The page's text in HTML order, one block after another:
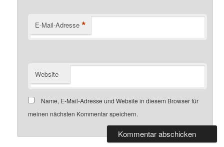
E-Mail-Adresse *
Website
Name, E-Mail-Adresse und Website in diesem Browser für
meinen nächsten Kommentar speichern.